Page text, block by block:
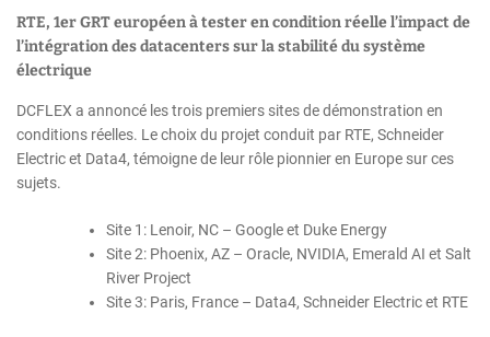
RTE, 1er GRT européen à tester en condition réelle l’impact de
l’intégration des datacenters sur la stabilité du système
électrique
DCFLEX a annoncé les trois premiers sites de démonstration en
conditions réelles. Le choix du projet conduit par RTE, Schneider
Electric et Data4, témoigne de leur rôle pionnier en Europe sur ces
sujets.
Site 1: Lenoir, NC – Google et Duke Energy
Site 2: Phoenix, AZ – Oracle, NVIDIA, Emerald AI et Salt
River Project
Site 3: Paris, France – Data4, Schneider Electric et RTE